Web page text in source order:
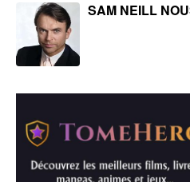
SAM NEILL